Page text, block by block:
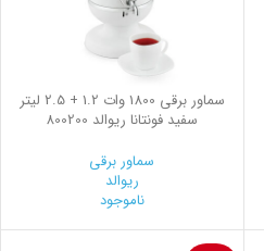
سماور برقی 1800 وات 1.2 + 2.5 لیتر
سفید فونتانا ریوالد 800200
سماور برقی
ریوالد
ناموجود